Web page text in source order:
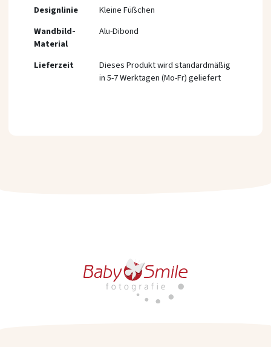
Mehr
Designlinie
Kleine Füßchen
Wandbild-
Material
Alu-Dibond
Lieferzeit
Dieses Produkt wird standardmäßig
in 5-7 Werktagen (Mo-Fr) geliefert